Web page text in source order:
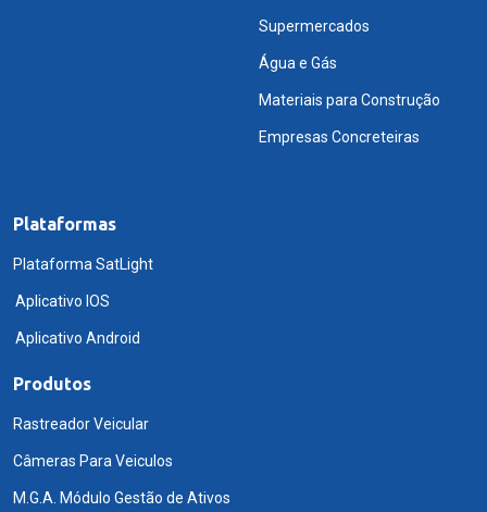
Supermercados
Água e Gás
Materiais para Construção
Empresas Concreteiras
Plataformas
Plataforma SatLight
Aplicativo IOS
Aplicativo Android
Produtos
Rastreador Veicular
Câmeras Para Veiculos
M.G.A. Módulo Gestão de Ativos